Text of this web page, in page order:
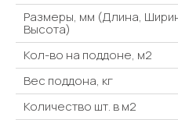
Размеры, мм (Длина,
Высота)
Кол-во на поддоне, м2
Вес поддона, кг
Количество шт. в м2